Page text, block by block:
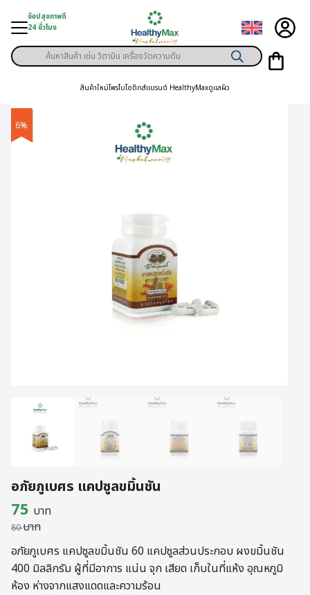
content
ช้อปสุขภาพดี
24 ชั่วโมง
มู่สินค้า
าพเฉพาะคุณ
Products
search
สินค้าใหม่โพรไบโอติกส์แบรนด์ HealthyMaxดูแลผิว
6%
อภัยภูเบศร แคปซูลขมิ้นชัน
80บาท
Original
price
was:
80 บาท.
75 บาท
is:
75 บาท.
อภัยภูเบศร แคปซูลขมิ้นชัน 60 แคปซูลส่วนประกอบ ผงขมิ้นชัน
400 มิลลิกรัม ผู้ที่มีอาการ แน่น จุก เสียด เก็บในที่แห้ง อุณหภูมิ
ห้อง ห่างจากแสงแดดและความร้อน